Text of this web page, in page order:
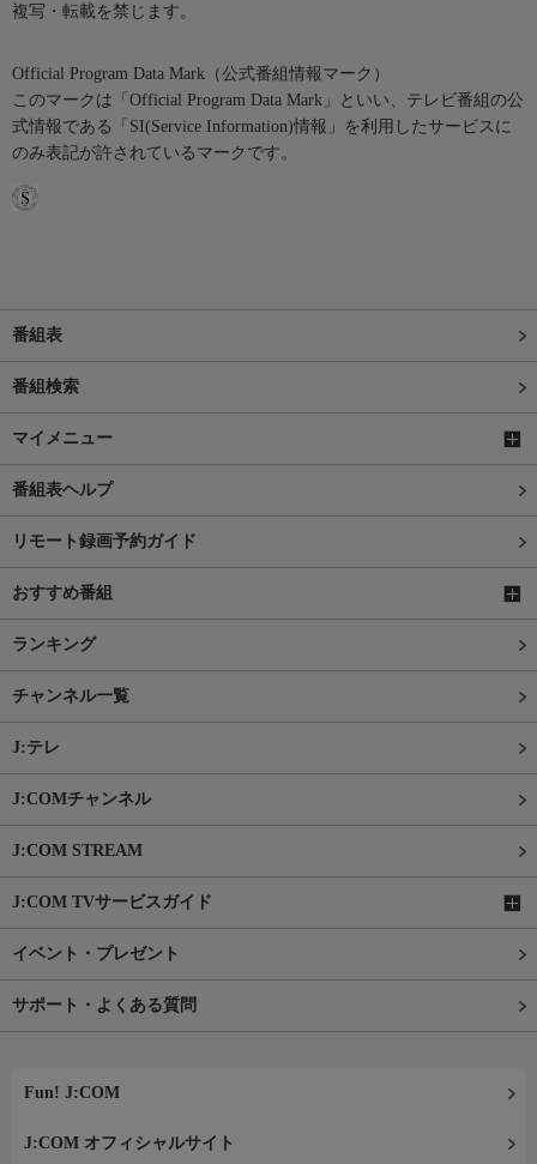
複写・転載を禁じます。
Official Program Data Mark（公式番組情報マーク）
このマークは「Official Program Data Mark」といい、テレビ番組の公
式情報である「SI(Service Information)情報」を利用したサービスに
のみ表記が許されているマークです。
番組表
番組検索
マイメニュー
番組表ヘルプ
リモート録画予約ガイド
おすすめ番組
ランキング
チャンネル一覧
J:テレ
J:COMチャンネル
J:COM STREAM
J:COM TVサービスガイド
イベント・プレゼント
サポート・よくある質問
Fun! J:COM
J:COM オフィシャルサイト